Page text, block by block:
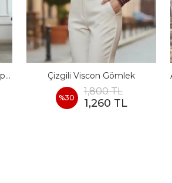
İthal Yaprak Nakış İşlemeli Kapşonlu Gömlek Çizgili Viscon Gömlek
%30
1,800 TL
1,260 TL